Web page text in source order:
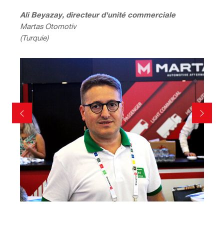
Ali Beyazay, directeur d'unité commerciale
Martas Otomotiv
(Turquie)